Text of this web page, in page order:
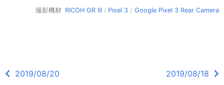
撮影機材 RICOH GR III / Pixel 3 / Google Pixel 3 Rear Camera
2019/08/20 2019/08/18